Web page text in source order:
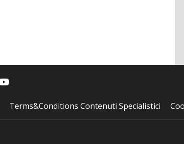
Terms&Conditions Contenuti Specialistici